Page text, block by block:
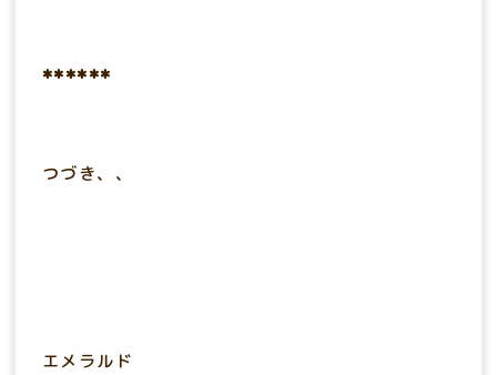
******
つづき、、
エメラルド